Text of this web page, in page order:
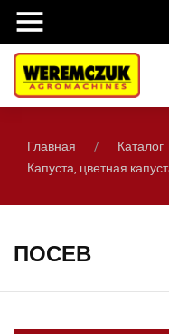
Главная Каталог
Капуста, цветная
ПОСЕВ